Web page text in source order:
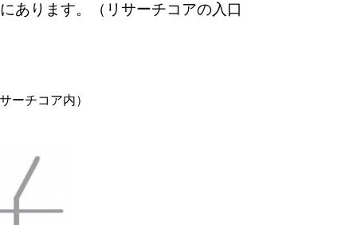
あります。（リサーチコアの入口
チコア内）​